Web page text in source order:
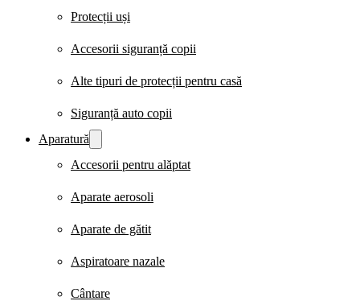
Protecții uși
Accesorii siguranță copii
Alte tipuri de protecții pentru casă
Siguranță auto copii
Aparatură
Accesorii pentru alăptat
Aparate aerosoli
Aparate de gătit
Aspiratoare nazale
Cântare